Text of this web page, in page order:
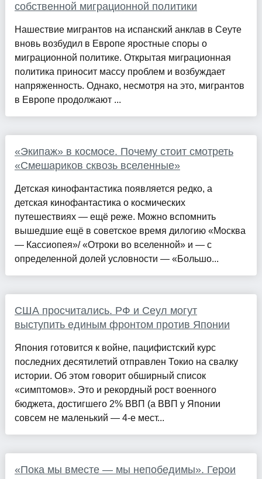
собственной миграционной политики
Нашествие мигрантов на испанский анклав в Сеуте
вновь возбудил в Европе яростные споры о
миграционной политике. Открытая миграционная
политика приносит массу проблем и возбуждает
напряженность. Однако, несмотря на это, мигрантов
в Европе продолжают ...
«Экипаж» в космосе. Почему стоит смотреть
«Смешариков сквозь вселенные»
Детская кинофантастика появляется редко, а
детская кинофантастика о космических
путешествиях — ещё реже. Можно вспомнить
вышедшие ещё в советское время дилогию «Москва
— Кассиопея»/ «Отроки во вселенной» и — с
определенной долей условности — «Большо...
США просчитались. РФ и Сеул могут
выступить единым фронтом против Японии
Япония готовится к войне, пацифистский курс
последних десятилетий отправлен Токио на свалку
истории. Об этом говорит обширный список
«симптомов». Это и рекордный рост военного
бюджета, достигшего 2% ВВП (а ВВП у Японии
совсем не маленький — 4-е мест...
«Пока мы вместе — мы непобедимы». Герои